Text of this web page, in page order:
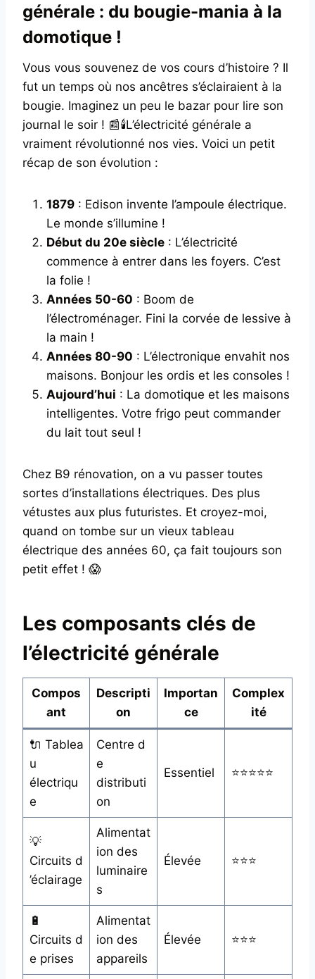
générale : du bougie-mania à la
domotique !
Vous vous souvenez de vos cours d’histoire ? Il
fut un temps où nos ancêtres s’éclairaient à la
bougie. Imaginez un peu le bazar pour lire son
journal le soir ! 📰🕯️L’électricité générale a
vraiment révolutionné nos vies. Voici un petit
récap de son évolution :
1879 : Edison invente l’ampoule électrique.
Le monde s’illumine !
Début du 20e siècle : L’électricité
commence à entrer dans les foyers. C’est
la folie !
Années 50-60 : Boom de
l’électroménager. Fini la corvée de lessive à
la main !
Années 80-90 : L’électronique envahit nos
maisons. Bonjour les ordis et les consoles !
Aujourd’hui : La domotique et les maisons
intelligentes. Votre frigo peut commander
du lait tout seul !
Chez B9 rénovation, on a vu passer toutes
sortes d’installations électriques. Des plus
vétustes aux plus futuristes. Et croyez-moi,
quand on tombe sur un vieux tableau
électrique des années 60, ça fait toujours son
petit effet ! 😱
Les composants clés de
l’électricité générale
Compos
ant
Descripti
on
Importan
ce
Complex
ité
🔌 Tablea
u
électriqu
e
Centre d
e
distributi
on
Essentiel ⭐⭐⭐⭐⭐
💡
Circuits d
’éclairage
Alimentat
ion des
luminaire
s
Élevée ⭐⭐⭐
🔋
Circuits d
e prises
Alimentat
ion des
appareils
Élevée ⭐⭐⭐